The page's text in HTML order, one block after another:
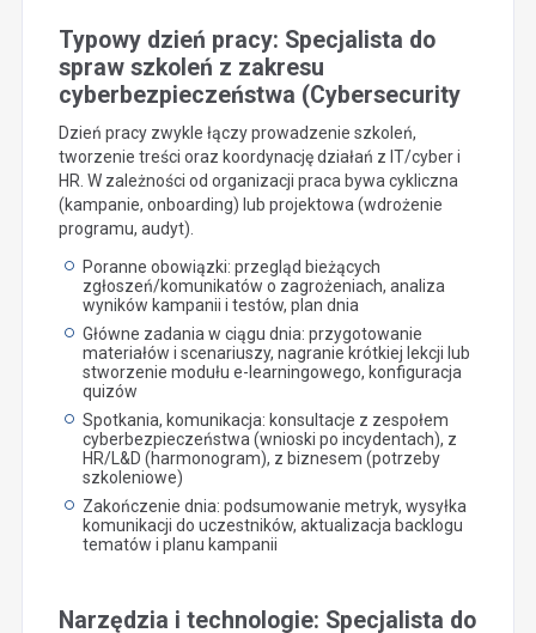
Typowy dzień pracy: Specjalista do
spraw szkoleń z zakresu
cyberbezpieczeństwa (Cybersecurity
Dzień pracy zwykle łączy prowadzenie szkoleń,
tworzenie treści oraz koordynację działań z IT/cyber i
HR. W zależności od organizacji praca bywa cykliczna
(kampanie, onboarding) lub projektowa (wdrożenie
programu, audyt).
Poranne obowiązki: przegląd bieżących
zgłoszeń/komunikatów o zagrożeniach, analiza
wyników kampanii i testów, plan dnia
Główne zadania w ciągu dnia: przygotowanie
materiałów i scenariuszy, nagranie krótkiej lekcji lub
stworzenie modułu e-learningowego, konfiguracja
quizów
Spotkania, komunikacja: konsultacje z zespołem
cyberbezpieczeństwa (wnioski po incydentach), z
HR/L&D (harmonogram), z biznesem (potrzeby
szkoleniowe)
Zakończenie dnia: podsumowanie metryk, wysyłka
komunikacji do uczestników, aktualizacja backlogu
tematów i planu kampanii
Narzędzia i technologie: Specjalista do